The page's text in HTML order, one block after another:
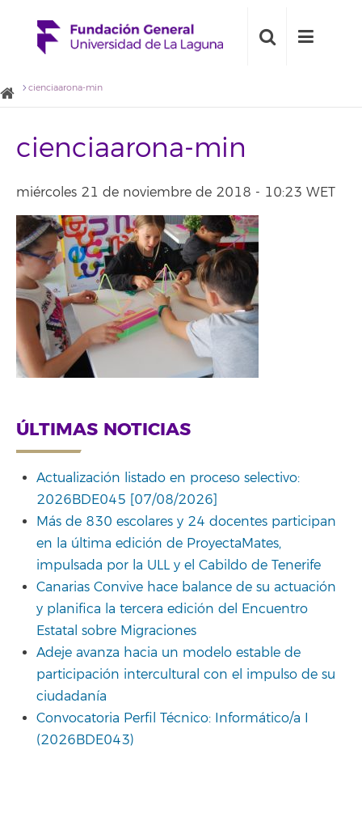
cienciaarona-min
cienciaarona-min
miércoles 21 de noviembre de 2018 - 10:23 WET
ÚLTIMAS NOTICIAS
Actualización listado en proceso selectivo:
2026BDE045 [07/08/2026]
Más de 830 escolares y 24 docentes participan
en la última edición de ProyectaMates,
impulsada por la ULL y el Cabildo de Tenerife
Canarias Convive hace balance de su actuación
y planifica la tercera edición del Encuentro
Estatal sobre Migraciones
Adeje avanza hacia un modelo estable de
participación intercultural con el impulso de su
ciudadanía
Convocatoria Perfil Técnico: Informático/a I
(2026BDE043)